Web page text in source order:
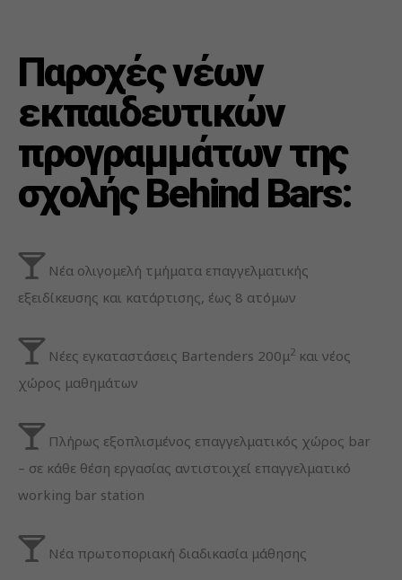
Παροχές νέων
εκπαιδευτικών
προγραμμάτων της
σχολής Behind Bars:
Νέα ολιγομελή τμήματα επαγγελματικής
εξειδίκευσης και κατάρτισης, έως 8 ατόμων
Νέες εγκαταστάσεις Bartenders 200μ2 και νέος
χώρος μαθημάτων
Πλήρως εξοπλισμένος επαγγελματικός χώρος bar
– σε κάθε θέση εργασίας αντιστοιχεί επαγγελματικό
working bar station
Νέα πρωτοποριακή διαδικασία μάθησης